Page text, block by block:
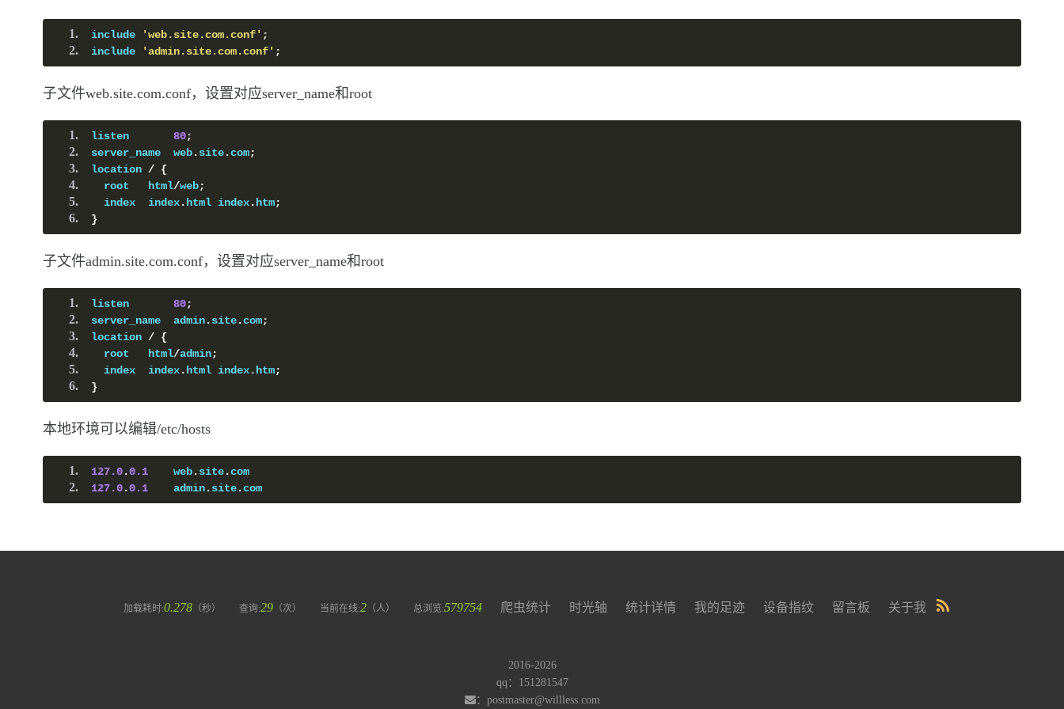
include 'web.site.com.conf' ;
include
'admin.site.com.conf' ;
子文件web.site.com.conf，设置对应server_name和root
listen 80;
server_name  web.site.com;
location / {
  root   html
/web;
  index  index
. html index. htm;
}
子文件admin.site.com.conf，设置对应server_name和root
listen 80;
server_name  admin.site.com;
location / {
  root   html
/admin;
  index  index
. html index. htm;
}
本地环境可以编辑/etc/hosts
127.0.0.1
    web
.site.com
127.0.0.1
    admin
.site.com
加载耗时:0.278（秒） 查询:29（次） 当前在线:2（人） 总浏览:579754 爬虫统计 时光轴 统计详情 我的足迹 设备指纹 留言板 关于我
2016-2026
qq：151281547
：postmaster@willless.com